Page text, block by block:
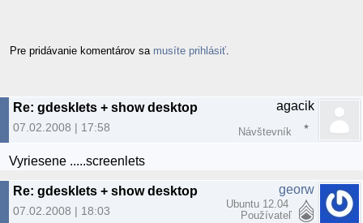
Pre pridávanie komentárov sa musíte prihlásiť
Re: gdesklets + show desktop
07.02.2008 | 17:58
agacik
Návštevník
Vyriesene .....screenlets
Re: gdesklets + show desktop
07.02.2008 | 18:03
georw
Ubuntu 12.04
Používateľ